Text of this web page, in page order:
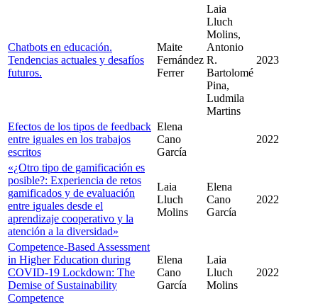
Chatbots en educación.
Tendencias actuales y desafíos
futuros.
Maite
Fernández
Ferrer
Laia
Lluch
Molins,
Antonio
R.
Bartolomé
Pina,
Ludmila
Martins
2023
Efectos de los tipos de feedback
entre iguales en los trabajos
escritos
Elena
Cano
García
2022
«¿Otro tipo de gamificación es
posible?: Experiencia de retos
gamificados y de evaluación
entre iguales desde el
aprendizaje cooperativo y la
atención a la diversidad»
Laia
Lluch
Molins
Elena
Cano
García
2022
Competence-Based Assessment
in Higher Education during
COVID-19 Lockdown: The
Demise of Sustainability
Competence
Elena
Cano
García
Laia
Lluch
Molins
2022